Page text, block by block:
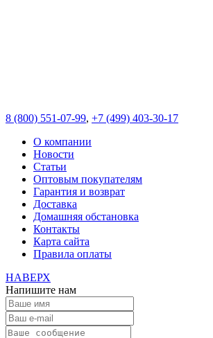
8 (800) 551-07-99, +7 (499) 403-30-17
О компании
Новости
Статьи
Оптовым покупателям
Гарантия и возврат
Доставка
Домашняя обстановка
Контакты
Карта сайта
Правила оплаты
НАВЕРХ
Напишите нам